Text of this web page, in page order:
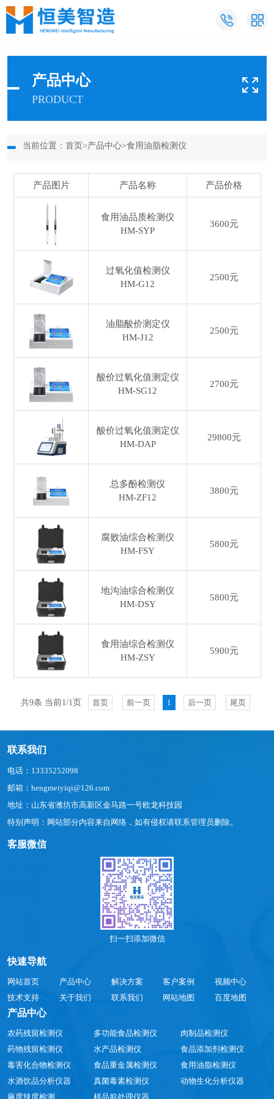
产品中心
PRODUCT
当前位置： 首页 >产品中心>食用油脂检测仪
产品图片 产品名称 产品价格
食用油品质检测仪
HM-SYP
3600元
过氧化值检测仪
HM-G12
2500元
油脂酸价测定仪
HM-J12
2500元
酸价过氧化值测定仪
HM-SG12
2700元
酸价过氧化值测定仪
HM-DAP
29800元
总多酚检测仪
HM-ZF12
3800元
腐败油综合检测仪
HM-FSY
5800元
地沟油综合检测仪
HM-DSY
5800元
食用油综合检测仪
HM-ZSY
5900元
共9条 当前1/1页 首页 前一页 1 后一页 尾页
联系我们
电话：13335252098
邮箱：hengmeiyiqi@126.com
地址：山东省潍坊市高新区金马路一号欧龙科技园
特别声明：网站部分内容来自网络，如有侵权请联系管理员删除。
客服微信
扫一扫添加微信
快速导航
网站首页 产品中心 解决方案 客户案例
视频中心
技术支持
关于我们 联系我们 网站地图 百度地图
产品中心
农药残留检测仪 多功能食品检测仪
肉制品检测仪
药物残留检测仪
水产品检测仪
食品添加剂检测仪
毒害化合物检测仪
食品重金属检测仪
食用油脂检测仪
水酒饮品分析仪器
真菌毒素检测仪
动物生化分析仪器
麻度辣度检测
样品前处理仪器